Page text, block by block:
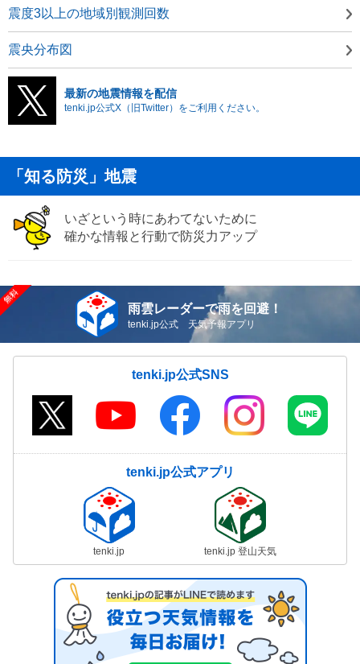
震度3以上の地域別観測回数
震央分布図
最新の地震情報を配信
tenki.jp公式X（旧Twitter）をご利用ください。
「知る防災」地震
いざという時にあわてないために
確かな情報と行動で防災力アップ
雨雲レーダーで雨を回避！
tenki.jp公式 天気予報アプリ
tenki.jp公式SNS
tenki.jp公式アプリ
tenki.jp tenki.jp 登山天気